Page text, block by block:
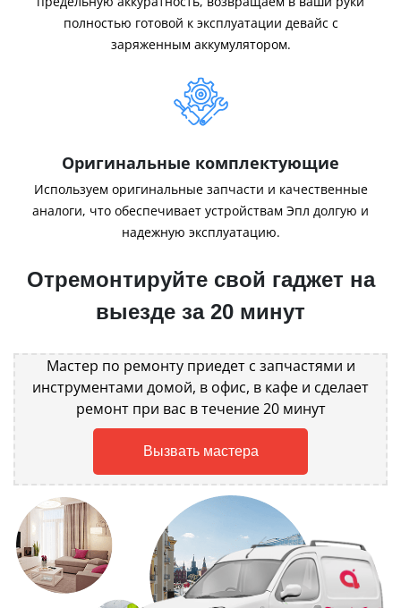
полностью готовой к эксплуатации девайс с
заряженным аккумулятором.
Оригинальные комплектующие
Используем оригинальные запчасти и качественные
аналоги, что обеспечивает устройствам Эпл долгую и
надежную эксплуатацию.
Отремонтируйте свой гаджет на
выезде за 20 минут
Мастер по ремонту приедет с запчастями и
инструментами домой, в офис, в кафе и сделает
ремонт при вас в течение 20 минут
Вызвать мастера